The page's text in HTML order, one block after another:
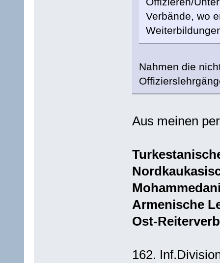
Verbände, wo
Nahmen die
Aus meinen
Armenische
Ost-
162.